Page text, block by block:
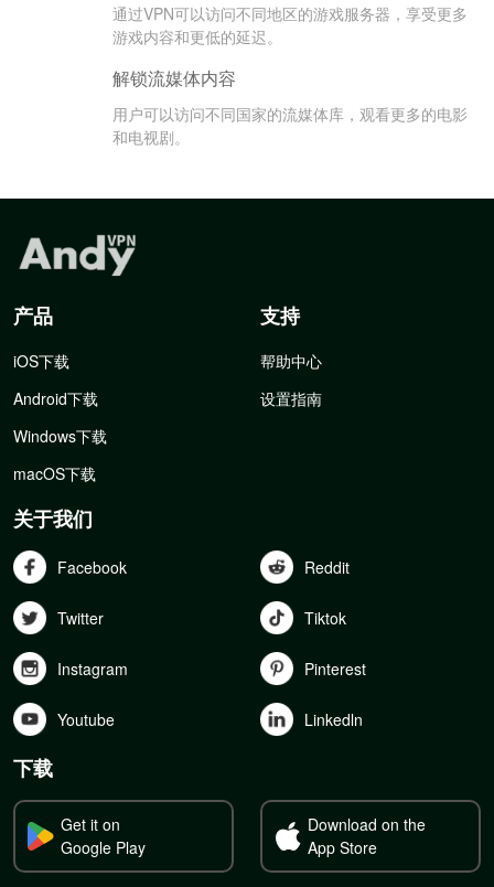
通过VPN可以访问不同地区的游戏服务器，享受更多
游戏内容和更低的延迟。
解锁流媒体内容
用户可以访问不同国家的流媒体库，观看更多的电影
和电视剧。
产品
iOS下载
Android下载
Windows下载
macOS下载
支持
帮助中心
设置指南
关于我们
Facebook Reddit
Twitter Tiktok
Instagram Pinterest
Youtube Linkedln
下载
Get it on
Google Play
Download on the
App Store